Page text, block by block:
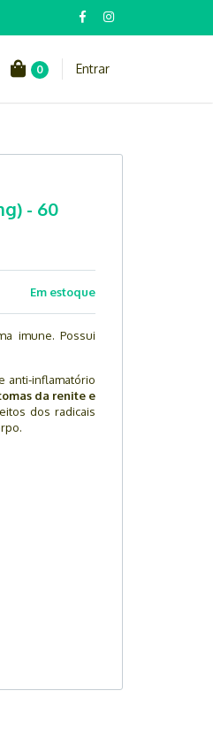
0 Entrar
- 60
Em estoque
imune. Possui
anti-inflamatório
da renite e
dos radicais